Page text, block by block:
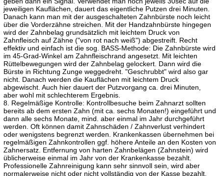
jeweiligen Kauflächen, dauert das eigentliche Putzen drei Minuten.
Danach kann man mit der ausgeschalteten Zahnbürste noch leicht
über die Vorderzähne streichen. Mit der Handzahnbürste hingegen
wird der Zahnbelag grundsätzlich mit leichtem Druck von
Zahnfleisch auf Zähne ("von rot nach weiß") abgestreift. Recht
effektiv und einfach ist die sog. BASS-Methode: Die Zahnbürste wird
im 45-Grad-Winkel am Zahnfleischrand angesetzt. Mit leichten
Rüttelbewegungen wird der Zahnbelag gelockert. Dann wird die
Bürste in Richtung Zunge weggedreht. "Geschrubbt" wird also gar
nicht. Danach werden die Kauflächen mit leichtem Druck
abgewischt. Auch hier dauert der Putzvorgang ca. drei Minuten,
aber wohl mit schlechterem Ergebnis.
8. Regelmäßige Kontrolle: Kontrollbesuche beim Zahnarzt sollten
bereits ab dem ersten Zahn (mit ca. sechs Monaten!) eingeführt und
dann alle sechs Monate, mind. aber einmal im Jahr durchgeführt
werden. Oft können damit Zahnschäden / Zahnverlust verhindert
oder wenigstens begrenzt werden. Krankenkassen übernehmen bei
regelmäßigen Zahnkontrollen ggf. höhere Anteile an den Kosten von
Zahnersatz. Entfernung von harten Zahnbelägen (Zahnstein) wird
üblicherweise einmal im Jahr von der Krankenkasse bezahlt.
Professionelle Zahnreinigung kann sehr sinnvoll sein, wird aber
normalerweise nicht oder nicht vollständig von der Kasse bezahlt.